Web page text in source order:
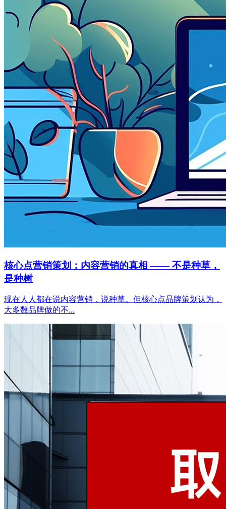
核心点营销策划：内容营销的真相 —— 不是种草，
是种树
现在人人都在说内容营销，说种草。但核心点品牌策划认为，
大多数品牌做的不...